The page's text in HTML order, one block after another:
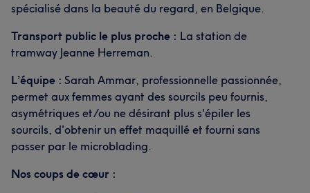
spécialisé dans la beauté du regard, en Belgique.
Transport public le plus proche : La station de
tramway Jeanne Herreman.
L’équipe : Sarah Ammar, professionnelle passionnée,
permet aux femmes ayant des sourcils peu fournis,
asymétriques et/ou ne désirant plus s'épiler les
sourcils, d'obtenir un effet maquillé et fourni sans
passer par le microblading.
Nos coups de cœur :